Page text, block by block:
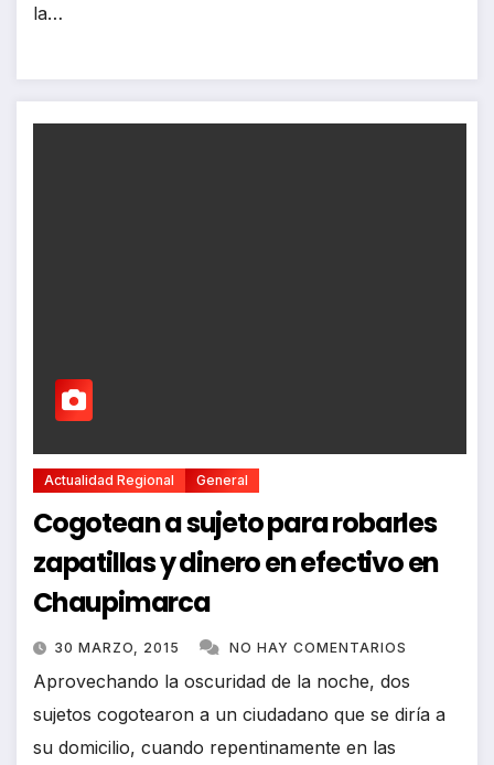
la…
Actualidad Regional General
Cogotean a sujeto para robarles
zapatillas y dinero en efectivo en
Chaupimarca
30 MARZO, 2015 NO HAY COMENTARIOS
Aprovechando la oscuridad de la noche, dos
sujetos cogotearon a un ciudadano que se diría a
su domicilio, cuando repentinamente en las